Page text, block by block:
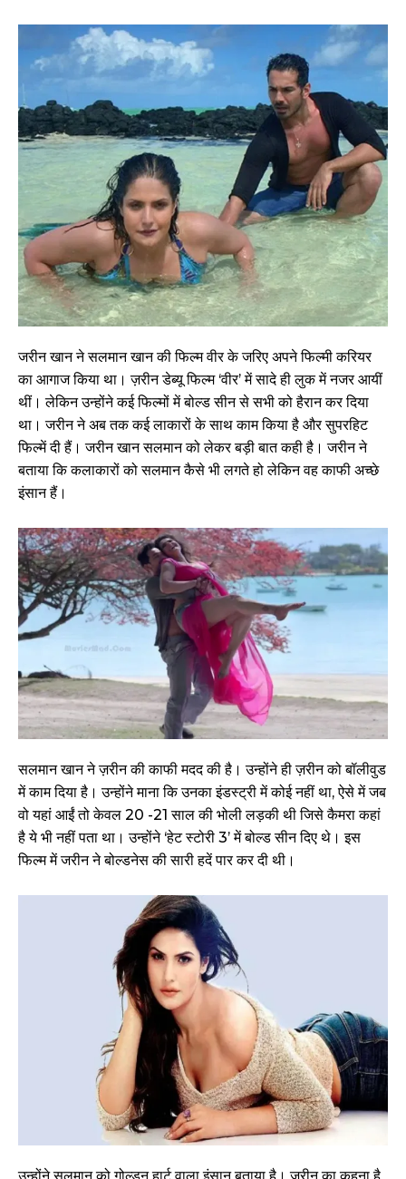
जरीन खान ने सलमान खान की फिल्म वीर के जरिए अपने फिल्मी करियर
का आगाज किया था। ज़रीन डेब्यू फिल्म ‘वीर’ में सादे ही लुक में नजर आयीं
थीं। लेकिन उन्होंने कई फिल्मों में बोल्ड सीन से सभी को हैरान कर दिया
था। जरीन ने अब तक कई लाकारों के साथ काम किया है और सुपरहिट
फिल्में दी हैं। जरीन खान सलमान को लेकर बड़ी बात कही है। जरीन ने
बताया कि कलाकारों को सलमान कैसे भी लगते हो लेकिन वह काफी अच्छे
इंसान हैं।
सलमान खान ने ज़रीन की काफी मदद की है। उन्होंने ही ज़रीन को बॉलीवुड
में काम दिया है। उन्होंने माना कि उनका इंडस्ट्री में कोई नहीं था, ऐसे में जब
वो यहां आईं तो केवल 20 -21 साल की भोली लड़की थी जिसे कैमरा कहां
है ये भी नहीं पता था। उन्होंने ‘हेट स्टोरी 3’ में बोल्ड सीन दिए थे। इस
फिल्म में जरीन ने बोल्डनेस की सारी हदें पार कर दी थी।
उन्होंने सलमान को गोल्डन हार्ट वाला इंसान बताया है। जरीन का कहना है